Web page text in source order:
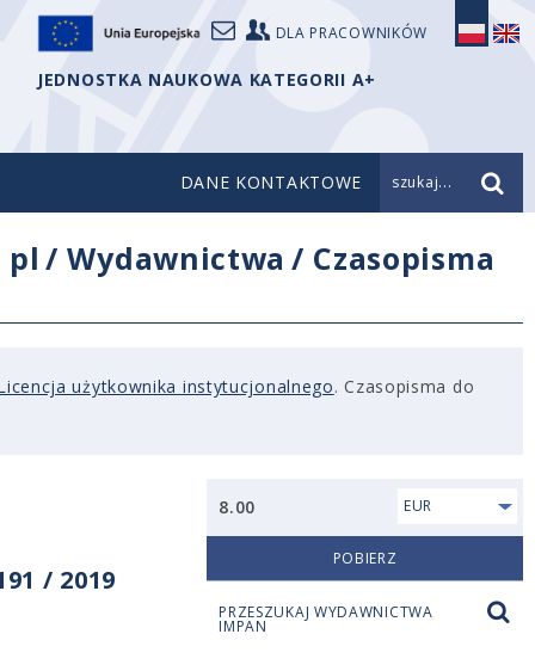
DLA PRACOWNIKÓW
JEDNOSTKA NAUKOWA KATEGORII A+
DANE KONTAKTOWE szukaj...
pl /Wydawnictwa / Czasopisma
użytkownika instytucjonalnego. Czasopisma do
/ 2019
8.00 EUR
POBIERZ
PRZESZUKAJ WYDAWNICTWA
IMPAN